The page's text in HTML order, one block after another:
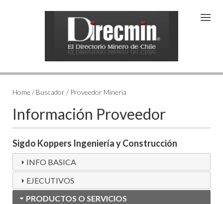
Home / Buscador / Proveedor Minería
Información Proveedor
Sigdo Koppers Ingeniería y Construcción
INFO BASICA
EJECUTIVOS
PRODUCTOS O SERVICIOS